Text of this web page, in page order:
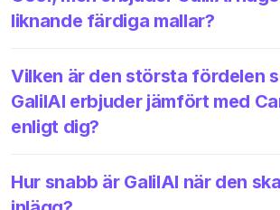
liknande färdiga mallar?
Vilken är den största fördelen
GalilAI erbjuder jämfört med
enligt dig?
Hur snabb är GalilAI när den